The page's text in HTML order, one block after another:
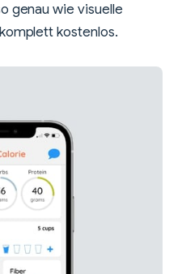
genau wie visuelle
kostenlos.